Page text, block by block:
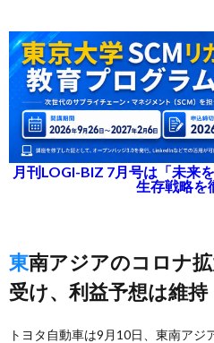
月刊LOGI-BIZ 7月号は「未来
生存戦略を
東南アジアのコロナ拡大や半導体需給逼迫
受け、利益予想は維持
トヨタ自動車は9月10日、東南アジ